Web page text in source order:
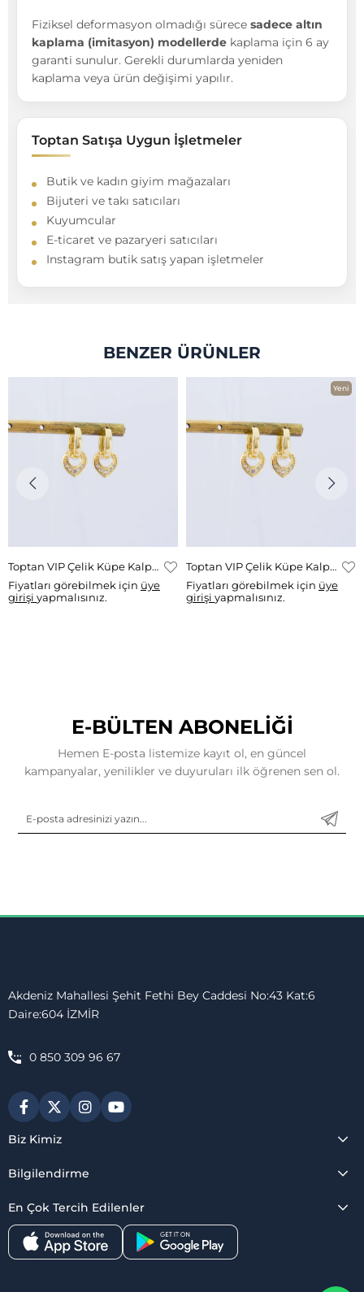
Fiziksel deformasyon olmadığı sürece sadece altın
kaplama (imitasyon) modellerde kaplama için 6 ay
garanti sunulur. Gerekli durumlarda yeniden
kaplama veya ürün değişimi yapılır.
Toptan Satışa Uygun İşletmeler
Butik ve kadın giyim mağazaları
Bijuteri ve takı satıcıları
Kuyumcular
E-ticaret ve pazaryeri satıcıları
Instagram butik satış yapan işletmeler
BENZER ÜRÜNLER
Toptan VIP Çelik Küpe Kalp Taşlı Küpe RK-1588
Fiyatları görebilmek için üye
girişi yapmalısınız.
Toptan VIP Çelik Küpe Kalp Sallantılı Zirkon Model RK-1588
Fiyatları görebilmek için üye
girişi yapmalısınız.
Yeni
E-BÜLTEN ABONELİĞİ
Hemen E-posta listemize kayıt ol, en güncel
kampanyalar, yenilikler ve duyuruları ilk öğrenen sen ol.
Akdeniz Mahallesi Şehit Fethi Bey Caddesi No:43 Kat:6
Daire:604 İZMİR
0 850 309 96 67
Biz Kimiz
Bilgilendirme
En Çok Tercih Edilenler